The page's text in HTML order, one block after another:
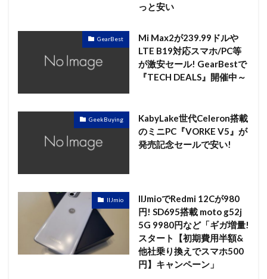
っと安い
GearBest
Mi Max2が239.99ドルや
LTE B19対応スマホ/PC等
が激安セール! GearBestで
『TECH DEALS』開催中～
GeekBuying
KabyLake世代Celeron搭載
のミニPC『VORKE V5』が
発売記念セールで安い!
IIJmio
IIJmioでRedmi 12Cが980
円! SD695搭載 moto g52j
5G 9980円など「ギガ増量!
スタート【初期費用半額&
他社乗り換えでスマホ500
円】キャンペーン」